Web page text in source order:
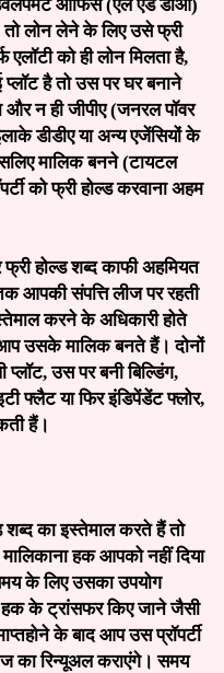
ऑफिस (एल एंड डीओ)
तो लोन लेने के लिए उसे फ्री
एलॉटी को ही लोन मिलता है,
है तो उस पर घर बनाने
न ही जीपीए (जनरल पॉवर
डीडीए या अन्य एजेंसियों के
मालिक बनने (टायटल
को फ्री होल्ड करवाना अहम
फ्री होल्ड शब्द काफी अहमियत
आपकी संपत्ति लीज पर रहती
करने के अधिकारी होते
आप उसके मालिक बनते हैं। दोनों
उस पर बनी बिल्डिंग,
फ्लैट या फिर इंडिपेंडेंट फ्लोर,
हैं।
शब्दकाइस्तेमालकरतेहैंतो
मालिकानाहकआपकोनहींदिया
केलिएउसकाउपयोग
हककेट्रांसफरकिएजानेजैसी
होनेकेबादआपउसप्रॉपर्टी
कारिन्यूअलकराएंगे।समय